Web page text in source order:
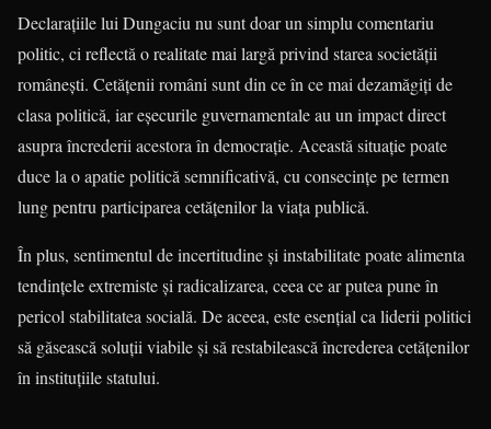
Declarațiile lui Dungaciu nu sunt doar un simplu comentariu
politic, ci reflectă o realitate mai largă privind starea societății
românești. Cetățenii români sunt din ce în ce mai dezamăgiți de
clasa politică, iar eșecurile guvernamentale au un impact direct
asupra încrederii acestora în democrație. Această situație poate
duce la o apatie politică semnificativă, cu consecințe pe termen
lung pentru participarea cetățenilor la viața publică.
În plus, sentimentul de incertitudine și instabilitate poate alimenta
tendințele extremiste și radicalizarea, ceea ce ar putea pune în
pericol stabilitatea socială. De aceea, este esențial ca liderii politici
să găsească soluții viabile și să restabilească încrederea cetățenilor
în instituțiile statului.